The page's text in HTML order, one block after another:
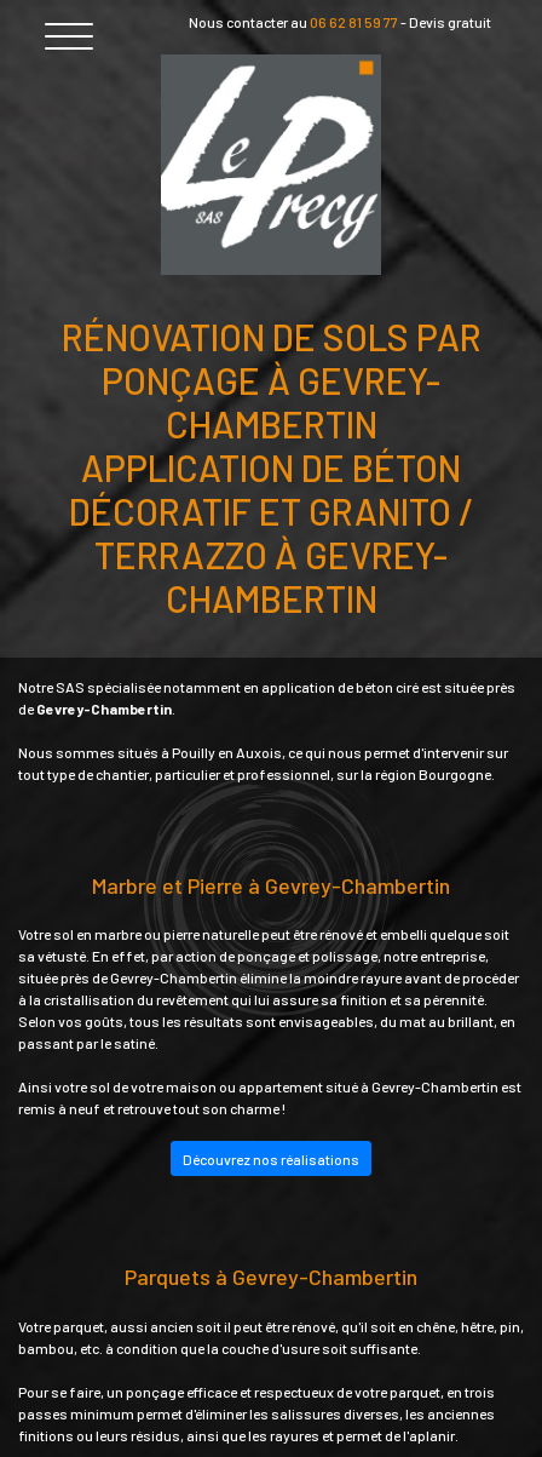
content
Nous contacter au 06 62 81 59 77-Devis gratuit
RÉNOVATION DE SOLS PAR
PONÇAGE À GEVREY-
CHAMBERTIN
APPLICATION DE BÉTON
DÉCORATIF ET GRANITO /
TERRAZZO À GEVREY-
CHAMBERTIN
Notre SAS spécialisée notamment en application de béton ciré est située près
deGevrey-Chambertin
Nous sommes situés à Pouilly en Auxois, ce qui nous permet d'intervenir sur
tout type de chantier, particulier et professionnel, sur la région Bourgogne.
Marbre et Pierre à Gevrey-Chambertin
Votre sol en marbre ou pierre naturelle peut être rénové et embelli quelque soit
sa vétusté. En effet, par action de ponçage et polissage, notre entreprise,
située près de Gevrey-Chambertin élimine la moindre rayure avant de procéder
à la cristallisation du revêtement qui lui assure sa finition et sa pérennité.
Selon vos goûts, tous les résultats sont envisageables, du mat au brillant, en
passant par le satiné.
Ainsi votre sol de votre maison ou appartement situé à Gevrey-Chambertin est
remis à neuf et retrouve tout son charme !
Découvrez nos réalisations
Parquets à Gevrey-Chambertin
Votre parquet, aussi ancien soit il peut être rénové, qu'il soit en chêne, hêtre, pin,
bambou, etc. à condition que la couche d'usure soit suffisante.
Pour se faire, un ponçage efficace et respectueux de votre parquet, en trois
passes minimum permet d'éliminer les salissures diverses, les anciennes
finitions ou leurs résidus, ainsi que les rayures et permet de l'aplanir.